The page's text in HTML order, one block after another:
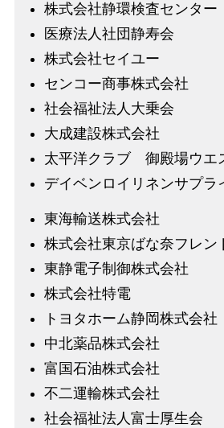
株式会社静環検査センター
医療法人社団静寿会
株式会社セイユー
センコー商事株式会社
社会福祉法人大乗会
大成建設株式会社
太平洋クラブ 御殿場ウエ
デイベンロイリネンサプラ
東海輸送株式会社
株式会社東京ばな奈フレン
東静電子制御株式会社
株式会社特電
トヨタホーム静岡株式会社
中北薬品株式会社
富国石油株式会社
不二運輸株式会社
社会福祉法人富士厚生会